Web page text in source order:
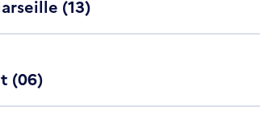
(13)
(06)